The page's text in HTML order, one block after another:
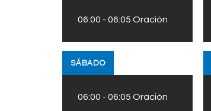
06:00 - 06:05 Oración
SÁBADO
06:00 - 06:05 Oración